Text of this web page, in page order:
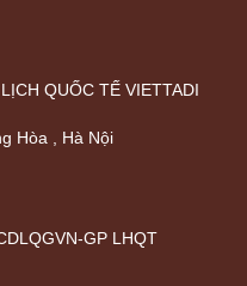
QUỐC TẾ VIETTADI
Hòa , Hà Nội
GP LHQT